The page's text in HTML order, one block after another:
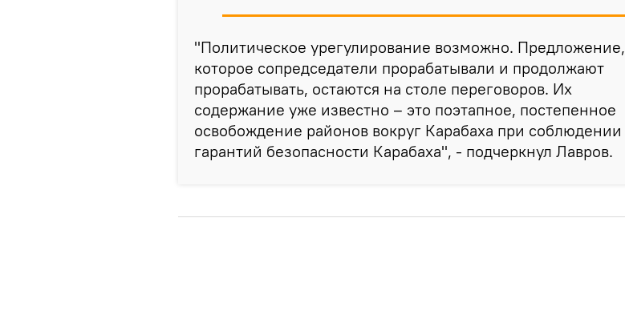
"Политическое урегулирование возможно. Предложение,
которое сопредседатели прорабатывали и продолжают
прорабатывать, остаются на столе переговоров. Их
содержание уже известно – это поэтапное, постепенное
освобождение районов вокруг Карабаха при соблюдении
гарантий безопасности Карабаха", - подчеркнул Лавров.